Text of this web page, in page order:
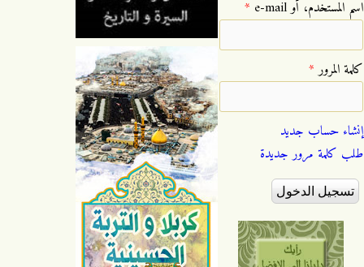
‏اسم المستخدم، أو e-mail ‏ *
‏كلمة المرور ‏*
إنشاء حساب جديد
طلب كلمة مرور جديدة